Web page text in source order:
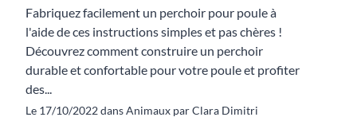
Fabriquez facilement un perchoir pour poule à
l'aide de ces instructions simples et pas chères !
Découvrez comment construire un perchoir
durable et confortable pour votre poule et profiter
des...
Le 17/10/2022 dans Animaux par Clara Dimitri